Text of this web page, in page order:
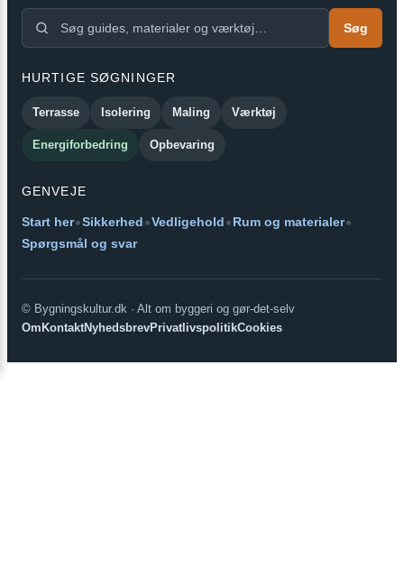
Søg
HURTIGE SØGNINGER
Terrasse Isolering Maling Værktøj
Energiforbedring Opbevaring
GENVEJE
Start her•Sikkerhed•Vedligehold•Rum og materialer•
Spørgsmål og svar
© Bygningskultur.dk · Alt om byggeri og gør-det-selv
OmKontaktNyhedsbrevPrivatlivspolitikCookies